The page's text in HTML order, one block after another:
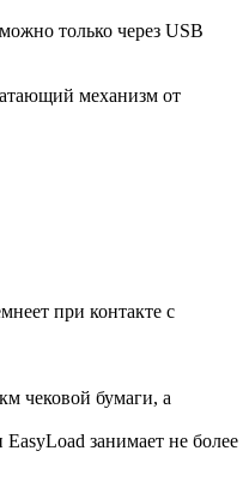
только через USB
механизм от
при контакте с
чековой бумаги, а
занимает не более